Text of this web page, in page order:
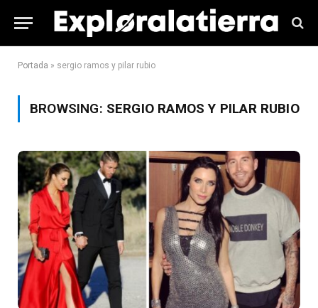
Portada » sergio ramos y pilar rubio
BROWSING: SERGIO RAMOS Y PILAR RUBIO